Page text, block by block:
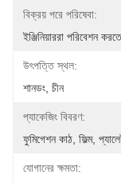
বিক্রয় পরে পরিষেবা:
ইঞ্জিনিয়াররা পরিবেশন
উৎপত্তি স্থল:
শানডং, চীন
প্যাকেজিং বিবরণ:
ফুমিগেশন কাঠ, ফিল্ম,
যোগানের ক্ষমতা: